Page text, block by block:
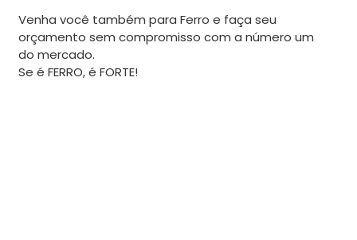
Venha você também para Ferro e faça seu
orçamento sem compromisso com a número um
do mercado.
Se é FERRO, é FORTE!